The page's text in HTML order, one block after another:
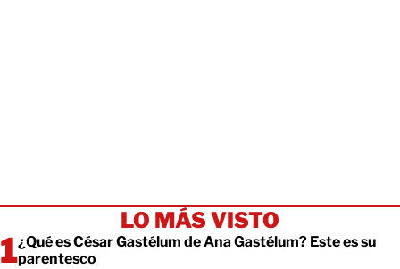
LO MÁS VISTO
¿Qué es César Gastélum de Ana Gastélum? Este es su
parentesco